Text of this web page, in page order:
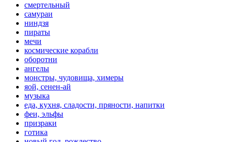
смертельный
самураи
ниндзя
пираты
мечи
космические корабли
оборотни
ангелы
монстры, чудовища, химеры
яой, сенен-ай
музыка
еда, кухня, сладости, пряности, напитки
феи, эльфы
призраки
готика